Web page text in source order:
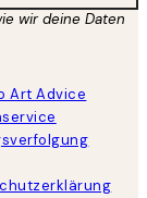
wir deine Daten
Art Advice